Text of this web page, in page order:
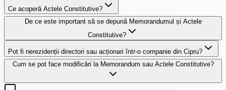
Ce acoperă Actele Constitutive?
De ce este important să se depună Memorandumul și Actele
Constitutive?
Pot fi nerezidenții directori sau acționari într-o companie din Cipru?
Cum se pot face modificări la Memorandum sau Actele Constitutive?